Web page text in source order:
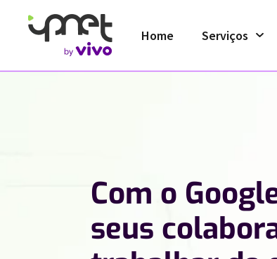
Home Serviços
Com o
seus